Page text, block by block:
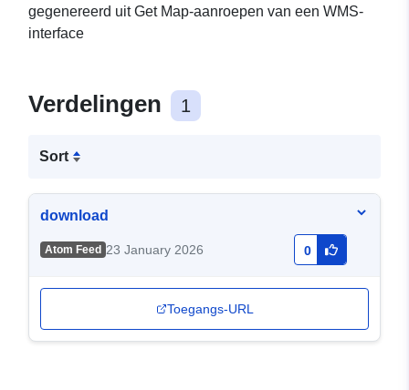
gegenereerd uit Get Map-aanroepen van een WMS-
interface
Verdelingen 1
Sort
download
Atom Feed 23 January 2026 0
Toegangs-URL